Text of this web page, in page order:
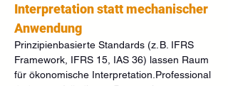
Interpretation statt mechanischer
Anwendung
Prinzipienbasierte Standards (z. B. IFRS
Framework, IFRS 15, IAS 36) lassen Raum
für ökonomische Interpretation.Professional